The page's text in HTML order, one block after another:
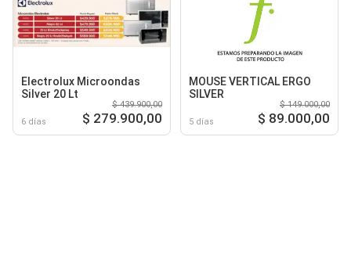
Electrolux Microondas
Silver 20 Lt
6 días
$ 439.900,00
$ 279.900,00
MOUSE VERTICAL ERGO
SILVER
5 días
$ 149.000,00
$ 89.000,00